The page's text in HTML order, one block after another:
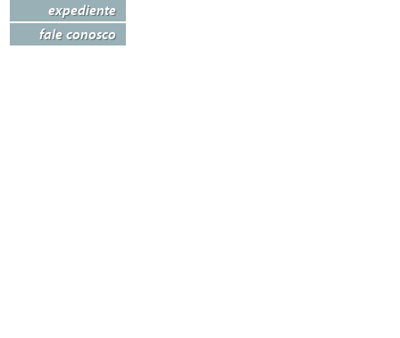
expediente
fale conosco